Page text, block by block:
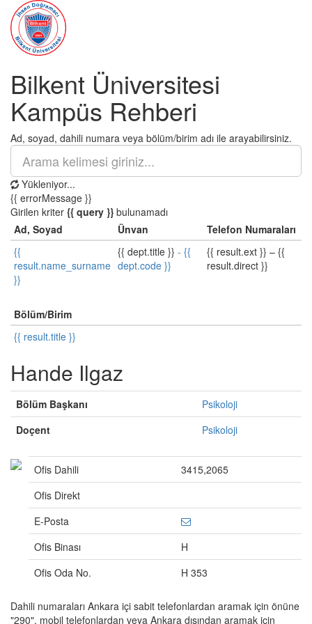
Bilkent Üniversitesi
Kampüs Rehberi
Ad, soyad, dahili numara veya bölüm/birim adı ile arayabilirsiniz.
Yükleniyor...
{{ errorMessage }}
Girilen kriter {{ query }} bulunamadı
Ad, Soyad
Ünvan
Telefon Numaraları
{{
result.name_surname
}}
{{ dept.title }} - {{
dept.code }}
{{ result.ext }} – {{
result.direct }}
Bölüm/Birim
{{ result.title }}
Hande Ilgaz
Bölüm Başkanı
Psikoloji
Doçent
Psikoloji
Ofis Dahili
3415,2065
Ofis Direkt
E-Posta
Ofis Binası
H
Ofis Oda No.
H 353
Dahili numaraları Ankara içi sabit telefonlardan aramak için önüne
"290", mobil telefonlardan veya Ankara dışından aramak için